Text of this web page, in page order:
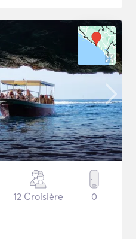
12 Croisière 0